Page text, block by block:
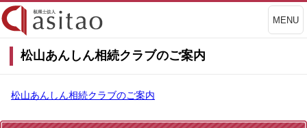
MENU
松山あんしん相続クラブのご案内
松山あんしん相続クラブのご案内